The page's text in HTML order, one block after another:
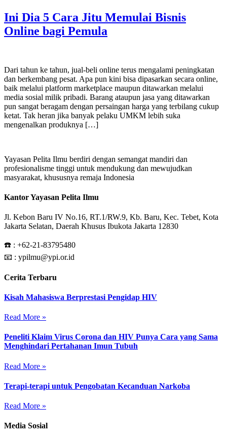
Ini Dia 5 Cara Jitu Memulai Bisnis
Online bagi Pemula
Dari tahun ke tahun, jual-beli online terus mengalami peningkatan
dan berkembang pesat. Apa pun kini bisa dipasarkan secara online,
baik melalui platform marketplace maupun ditawarkan melalui
media sosial milik pribadi. Barang ataupun jasa yang ditawarkan
pun sangat beragam dengan persaingan harga yang terbilang cukup
ketat. Tak heran jika banyak pelaku UMKM lebih suka
mengenalkan produknya […]
Yayasan Pelita Ilmu berdiri dengan semangat mandiri dan
profesionalisme tinggi untuk mendukung dan mewujudkan
masyarakat, khususnya remaja Indonesia
Kantor Yayasan Pelita Ilmu
Jl. Kebon Baru IV No.16, RT.1/RW.9, Kb. Baru, Kec. Tebet, Kota
Jakarta Selatan, Daerah Khusus Ibukota Jakarta 12830
☎️ : +62-21-83795480
📧 : ypilmu@ypi.or.id
Cerita Terbaru
Kisah Mahasiswa Berprestasi Pengidap HIV
Read More »
Peneliti Klaim Virus Corona dan HIV Punya Cara yang Sama
Menghindari Pertahanan Imun Tubuh
Read More »
Terapi-terapi untuk Pengobatan Kecanduan Narkoba
Read More »
Media Sosial